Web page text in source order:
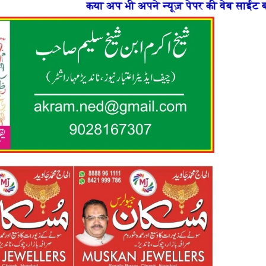
भी अपने न्यूज़ पेपर की वेब साईट बनाना चाहते है या फिर